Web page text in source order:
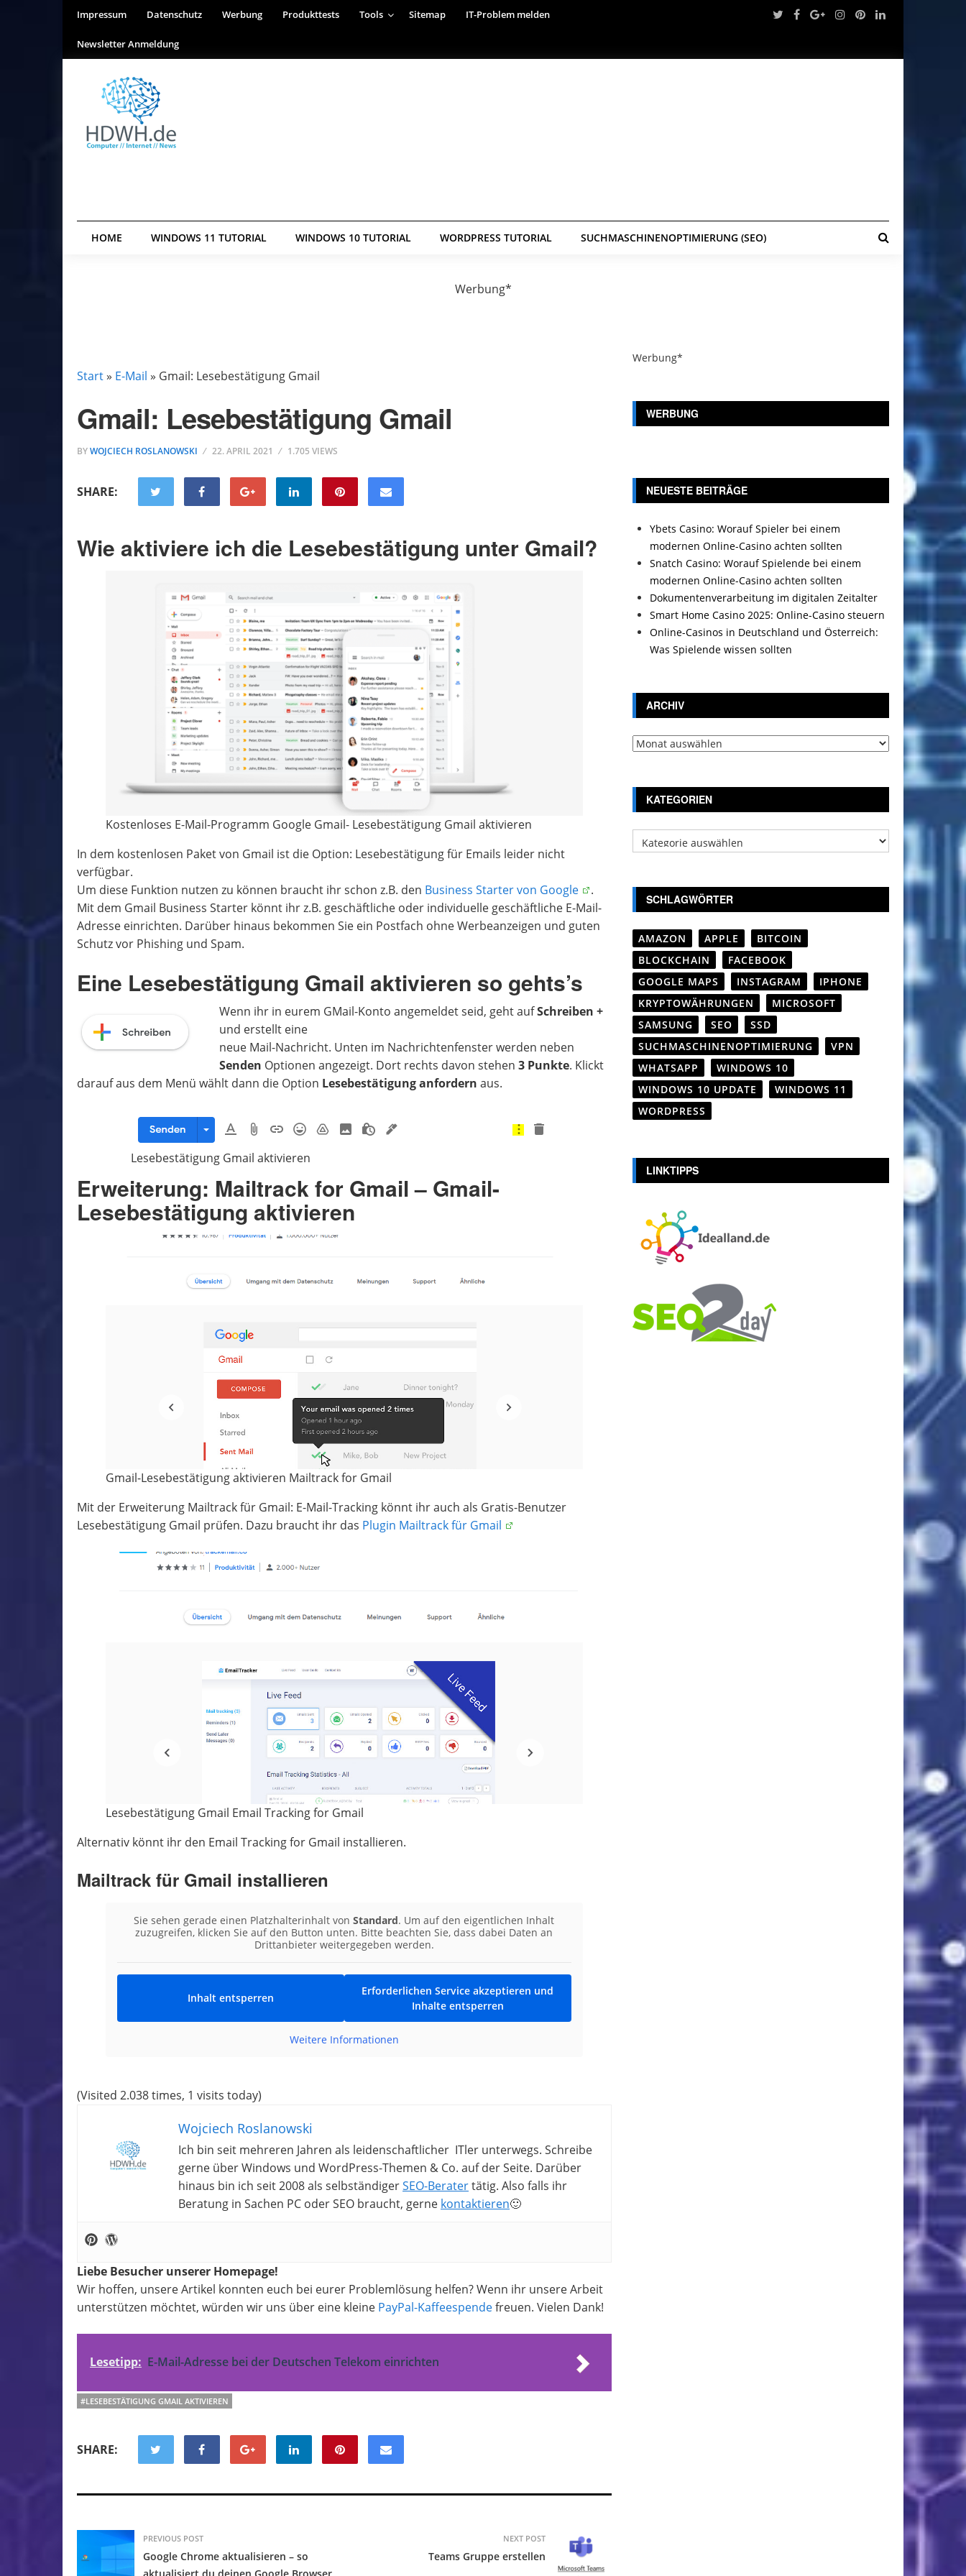
Impressum Datenschutz Werbung Produkttests Tools Sitemap IT-Problem melden
Newsletter Anmeldung
HOME WINDOWS 11 TUTORIAL WINDOWS 10 TUTORIAL WORDPRESS TUTORIAL SUCHMASCHINENOPTIMIERUNG (SEO)
Werbung*
Start» E-Mail » Gmail: Lesebestätigung Gmail
Gmail: Lesebestätigung Gmail
BYWOJCIECH ROSLANOWSKI 22. APRIL 2021 1.705 VIEWS
SHARE:
Wie aktiviere ich die Lesebestätigung unter Gmail?
Kostenloses E-Mail-Programm Google Gmail- Lesebestätigung Gmail aktivieren
In dem kostenlosen Paket von Gmail ist die Option: Lesebestätigung für Emails leider nicht
verfügbar.
Um diese Funktion nutzen zu können braucht ihr schon z.B. den Business Starter von Google
.
Mit dem Gmail Business Starter könnt ihr z.B. geschäftliche oder individuelle geschäftliche E-Mail-
Adresse einrichten. Darüber hinaus bekommen Sie ein Postfach ohne Werbeanzeigen und guten
Schutz vor Phishing und Spam.
Eine Lesebestätigung Gmail aktivieren so gehts’s
Wenn ihr in eurem GMail-Konto angemeldet seid, geht aufSchreiben +
und erstellt eine
neue Mail-Nachricht. Unten im Nachrichtenfenster werden neben
Senden Optionen angezeigt. Dort rechts davon stehen 3 Punkte. Klickt
darauf aus dem Menü wählt dann die Option Lesebestätigung anfordern aus.
Lesebestätigung Gmail aktivieren
Erweiterung: Mailtrack for Gmail – Gmail-
Lesebestätigung aktivieren
Gmail-Lesebestätigung aktivieren Mailtrack for Gmail
Mit der Erweiterung Mailtrack für Gmail: E-Mail-Tracking könnt ihr auch als Gratis-Benutzer
Lesebestätigung Gmail prüfen. Dazu braucht ihr das Plugin Mailtrack für Gmail
Lesebestätigung Gmail Email Tracking for Gmail
Alternativ könnt ihr den Email Tracking for Gmail installieren.
Mailtrack für Gmail installieren
Sie sehen gerade einen Platzhalterinhalt vonStandard. Um auf den eigentlichen Inhalt
zuzugreifen, klicken Sie auf den Button unten. Bitte beachten Sie, dass dabei Daten an
Drittanbieter weitergegeben werden.
Inhalt entsperren
Erforderlichen Service akzeptieren und
Inhalte entsperren
Weitere Informationen
(Visited 2.038 times, 1 visits today)
Wojciech Roslanowski
Ich bin seit mehreren Jahren als leidenschaftlicher ITler unterwegs. Schreibe
gerne über Windows und WordPress-Themen & Co. auf der Seite. Darüber
hinaus bin ich seit 2008 als selbständigerSEO-Beratertätig. Also falls ihr
Beratung in Sachen PC oder SEO braucht, gerne kontaktieren🙂
Liebe Besucher unserer Homepage!
Wir hoffen, unsere Artikel konnten euch bei eurer Problemlösung helfen? Wenn ihr unsere Arbeit
unterstützen möchtet, würden wir uns über eine kleine PayPal-Kaffeespendefreuen. Vielen Dank!
Lesetipp: E-Mail-Adresse bei der Deutschen Telekom einrichten
#LESEBESTÄTIGUNG GMAIL AKTIVIEREN
SHARE:
PREVIOUS POST
Google Chrome aktualisieren – so
NEXT POST
Teams Gruppe erstellen
Werbung*
WERBUNG
NEUESTE BEITRÄGE
Ybets Casino: Worauf Spieler bei einem
modernen Online-Casino achten sollten
Snatch Casino: Worauf Spielende bei einem
modernen Online-Casino achten sollten
Dokumentenverarbeitung im digitalen Zeitalter
Smart Home Casino 2025: Online-Casino steuern
Online-Casinos in Deutschland und Österreich:
Was Spielende wissen sollten
ARCHIV
Archiv
KATEGORIEN
Kategorien
SCHLAGWÖRTER
AMAZON APPLE
BITCOIN
BLOCKCHAIN
FACEBOOK
GOOGLE MAPS
INSTAGRAM
IPHONE
KRYPTOWÄHRUNGEN
MICROSOFT
SAMSUNG
SEO
SSD
SUCHMASCHINENOPTIMIERUNG
VPN
WHATSAPP
WINDOWS 10
WINDOWS 10 UPDATE
WINDOWS 11
WORDPRESS
LINKTIPPS